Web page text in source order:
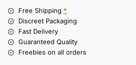
Free Shipping *
Discreet Packaging
Fast Delivery
Guaranteed Quality
Freebies on all orders